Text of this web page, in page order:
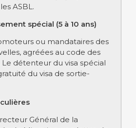
ASBL.
spécial (5 à 10 ans)
ou mandataires des
agréées au code des
Le détenteur du visa spécial
du visa de sortie-
Général de la